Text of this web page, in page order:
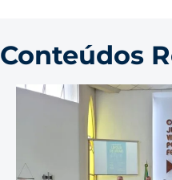
Conteúdos